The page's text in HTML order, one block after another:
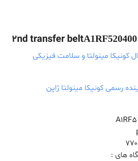
2nd transfer beltA1RF520400
کونیکا مینولتا و سلامت فیزیکی
رسمی کونیکا مینولتا ژاپن
های :